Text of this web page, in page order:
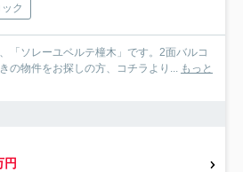
ク
「ソレーユベルテ橦木」です。2面バルコ
の物件をお探しの方、コチラより... もっと
円